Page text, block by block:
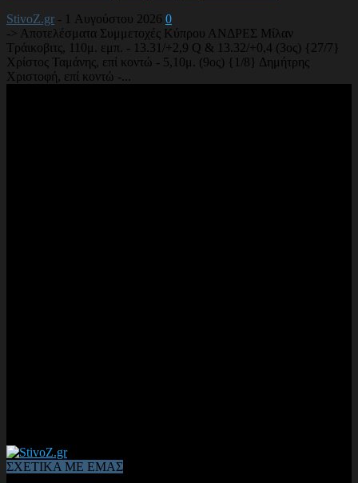
StivoZ.gr - 1 Αυγούστου 2026 0
-> Αποτελέσματα Συμμετοχές Κύπρου ΑΝΔΡΕΣ Μίλαν
Τράικοβιτς, 110μ. εμπ. - 13.31/+2,9 Q & 13.32/+0,4 (3ος) {27/7}
Χρίστος Ταμάνης, επί κοντώ - 5,10μ. (9ος) {1/8} Δημήτρης
Χριστοφή, επί κοντώ -...
ΣΧΕΤΙΚΑ ΜΕ ΕΜΑΣ